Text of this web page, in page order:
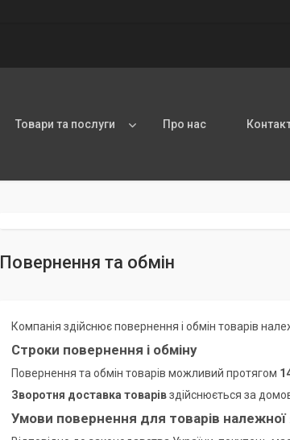
Товари та послуги Про нас
Повернення та обмін
Компанія здійснює повернення і обмін товарів
Строки повернення і обміну
Повернення та обмін товарів можливий протягом
Зворотня доставка товарівздійснюється за
Умови повернення для товарів належної